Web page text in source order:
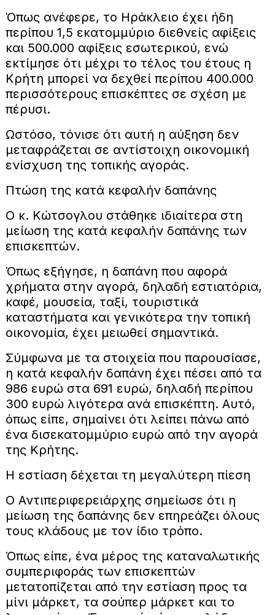
Όπως ανέφερε, το Ηράκλειο έχει ήδη
περίπου 1,5 εκατομμύριο διεθνείς αφίξεις
και 500.000 αφίξεις εσωτερικού, ενώ
εκτίμησε ότι μέχρι το τέλος του έτους η
Κρήτη μπορεί να δεχθεί περίπου 400.000
περισσότερους επισκέπτες σε σχέση με
πέρυσι.
Ωστόσο, τόνισε ότι αυτή η αύξηση δεν
μεταφράζεται σε αντίστοιχη οικονομική
ενίσχυση της τοπικής αγοράς.
Πτώση της κατά κεφαλήν δαπάνης
Ο κ. Κώτσογλου στάθηκε ιδιαίτερα στη
μείωση της κατά κεφαλήν δαπάνης των
επισκεπτών.
Όπως εξήγησε, η δαπάνη που αφορά
χρήματα στην αγορά, δηλαδή εστιατόρια,
καφέ, μουσεία, ταξί, τουριστικά
καταστήματα και γενικότερα την τοπική
οικονομία, έχει μειωθεί σημαντικά.
Σύμφωνα με τα στοιχεία που παρουσίασε,
η κατά κεφαλήν δαπάνη έχει πέσει από τα
986 ευρώ στα 691 ευρώ, δηλαδή περίπου
300 ευρώ λιγότερα ανά επισκέπτη. Αυτό,
όπως είπε, σημαίνει ότι λείπει πάνω από
ένα δισεκατομμύριο ευρώ από την αγορά
της Κρήτης.
Η εστίαση δέχεται τη μεγαλύτερη πίεση
Ο Αντιπεριφερειάρχης σημείωσε ότι η
μείωση της δαπάνης δεν επηρεάζει όλους
τους κλάδους με τον ίδιο τρόπο.
Όπως είπε, ένα μέρος της καταναλωτικής
συμπεριφοράς των επισκεπτών
μετατοπίζεται από την εστίαση προς τα
μίνι μάρκετ, τα σούπερ μάρκετ και το